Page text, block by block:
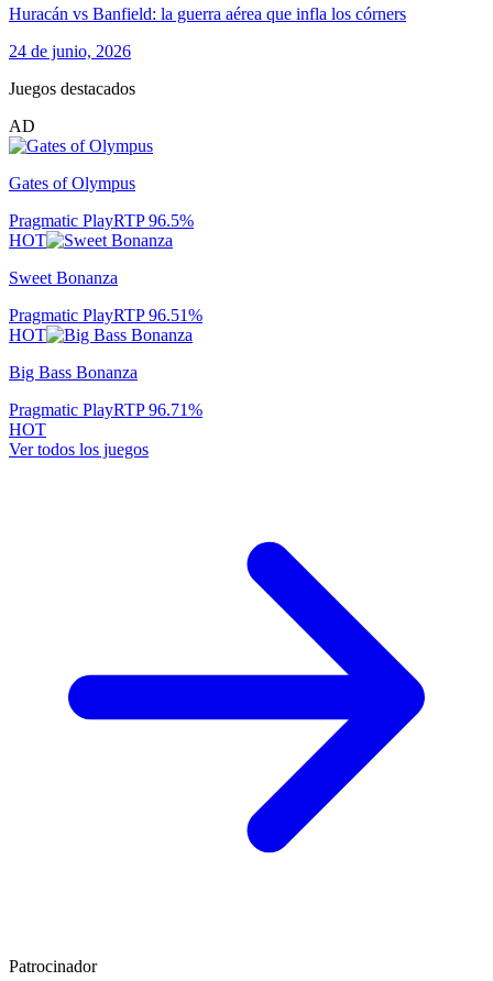
Huracán vs Banfield: la guerra aérea que infla los córners
24 de junio, 2026
Juegos destacados
AD
Gates of Olympus
Pragmatic PlayRTP96.5%
HOT
Sweet Bonanza
Pragmatic PlayRTP96.51%
HOT
Big Bass Bonanza
Pragmatic PlayRTP96.71%
HOT
Ver todos los juegos
Patrocinador